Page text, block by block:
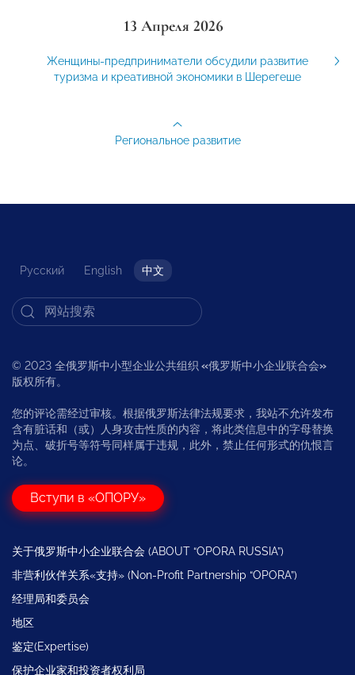
13 Апреля 2026
Женщины-предприниматели обсудили развитие
туризма и креативной экономики в Шерегеше
Региональное развитие
Русский English 中文
© 2023 全俄罗斯中小型企业公共组织 «俄罗斯中小企业联合会»
版权所有。
您的评论需经过审核。根据俄罗斯法律法规要求，我站不允许发布
含有脏话和（或）人身攻击性质的内容，将此类信息中的字母替换
为点、破折号等符号同样属于违规，此外，禁止任何形式的仇恨言
论。
Вступи в «ОПОРУ»
关于俄罗斯中小企业联合会 (ABOUT “OPORA RUSSIA”)
非营利伙伴关系«支持» (Non-Profit Partnership “OPORA”)
经理局和委员会
地区
鉴定(Expertise)
保护企业家和投资者权利局